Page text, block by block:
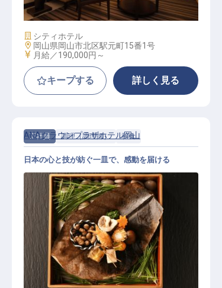
施設業態
シティホテル
勤務地
岡山県岡山市北区駅元町15番1号
給与
月給／190,000円～
キープする 詳しく見る
正社員 調理（調理師） 和食
和食調理
ANAクラウンプラザホテル岡山
日本の心と技が紡ぐ一皿で、感動を届ける